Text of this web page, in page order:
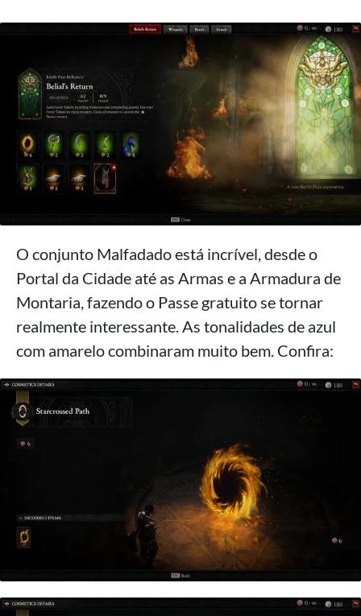
O conjunto Malfadado está incrível, desde o
Portal da Cidade até as Armas e a Armadura de
Montaria, fazendo o Passe gratuito se tornar
realmente interessante. As tonalidades de azul
com amarelo combinaram muito bem. Confira: